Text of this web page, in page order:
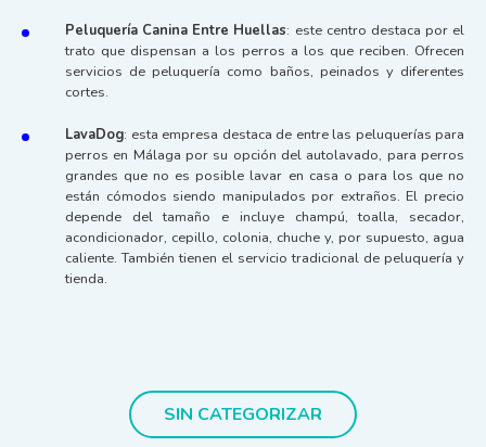
Peluquería Canina Entre Huellas: este centro destaca por el
trato que dispensan a los perros a los que reciben. Ofrecen
servicios de peluquería como baños, peinados y diferentes
cortes.
LavaDog: esta empresa destaca de entre las peluquerías para
perros en Málaga por su opción del autolavado, para perros
grandes que no es posible lavar en casa o para los que no
están cómodos siendo manipulados por extraños. El precio
depende del tamaño e incluye champú, toalla, secador,
acondicionador, cepillo, colonia, chuche y, por supuesto, agua
caliente. También tienen el servicio tradicional de peluquería y
tienda.
SIN CATEGORIZAR